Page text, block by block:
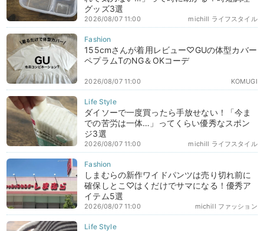
グッズ3選
michill ライフスタイル
2026/08/07 11:00
155cmさんが着用レビュー♡GUの体型カバー
ペプラムTのNG＆OKコーデ
KOMUGI
2026/08/07 11:00
ダイソーで一度買ったら手放せない！「今ま
での苦労は一体…」ってくらい優秀なスポン
ジ3選
michill ライフスタイル
2026/08/07 11:00
しまむらの新作ワイドパンツは売り切れ前に
確保しとこ♡はくだけでサマになる！優秀ア
イテム5選
michill ファッション
2026/08/07 11:00